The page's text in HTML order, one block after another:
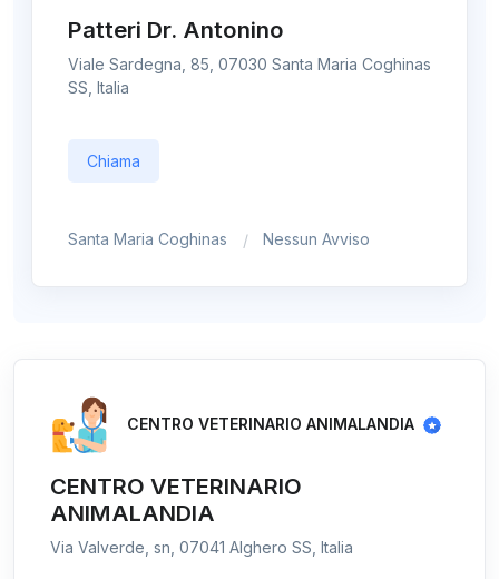
Patteri Dr. Antonino
Viale Sardegna, 85, 07030 Santa Maria Coghinas
SS, Italia
Chiama
Santa Maria Coghinas Nessun Avviso
CENTRO VETERINARIO ANIMALANDIA
CENTRO VETERINARIO
ANIMALANDIA
Via Valverde, sn, 07041 Alghero SS, Italia